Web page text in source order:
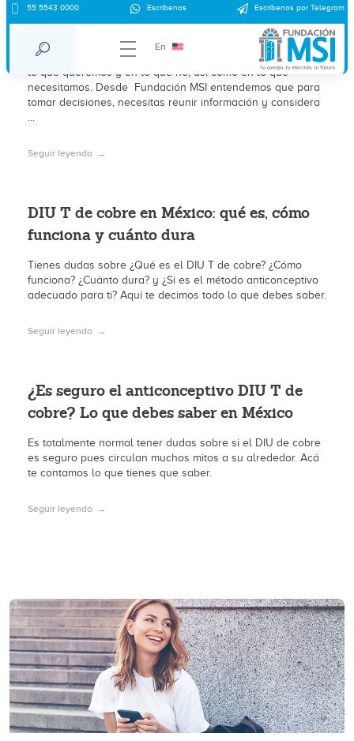
55 5543 0000 Escríbenos Escríbenos por Telegram
En
DIU T de cobre VS métodos
Cuando buscamos encontrar la mejor opción, pensamos en
lo que queremos y en lo que no, así como en lo que
necesitamos. Desde Fundación MSI entendemos que para
tomar decisiones, necesitas reunir información y considera
...
Seguir leyendo
DIU T de cobre en México: qué es, cómo
funciona y cuánto dura
Tienes dudas sobre ¿Qué es el DIU T de cobre? ¿Cómo
funciona? ¿Cuánto dura? y ¿Si es el método anticonceptivo
adecuado para ti? Aquí te decimos todo lo que debes saber.
Seguir leyendo
¿Es seguro el anticonceptivo DIU T de
cobre? Lo que debes saber en México
Es totalmente normal tener dudas sobre si el DIU de cobre
es seguro pues circulan muchos mitos a su alrededor. Acá
te contamos lo que tienes que saber.
Seguir leyendo